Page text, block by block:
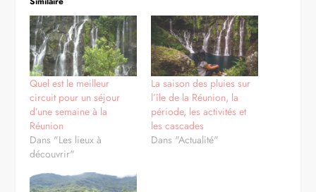
Quel est le meilleur
circuit pour un séjour
d’une semaine à la
Réunion
Dans "Les lieux à
découvrir"
La saison des pluies sur
l’île de la Réunion, la
période, les activités et
les cascades
Dans "Actualité"